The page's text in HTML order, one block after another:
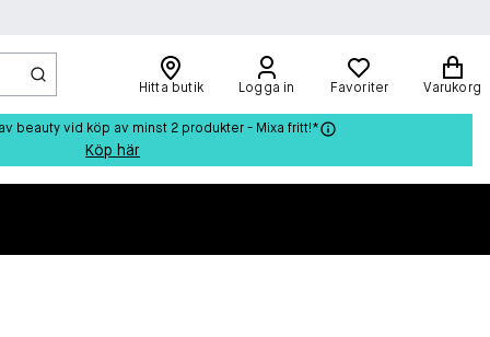
Hitta butik Logga in Favoriter Varukorg
beauty vid köp av minst 2 produkter - Mixa fritt!*
Köp här